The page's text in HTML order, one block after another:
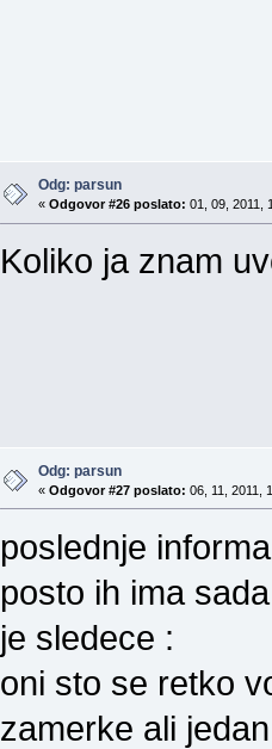
Odg: parsun
« Odgovor #26 poslato: 01, 09, 2011,
Koliko ja znam
Odg: parsun
« Odgovor #27 poslato: 06, 11, 2011,
poslednje
posto ih ima
je sledece :
oni sto se retko
zamerke ali